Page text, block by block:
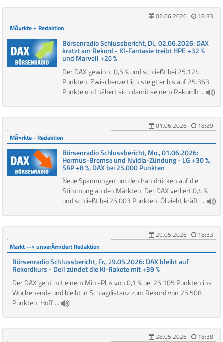
02.06.2026
18:33
MÃ¤rkte + Redaktion
Börsenradio Schlussbericht, Di., 02.06.2026: DAX
kratzt am Rekord - KI-Fantasie treibt HPE +32 %
und Marvell +20 %
Der DAX gewinnt 0,5 % und schließt bei 25.124
Punkten. Zwischenzeitlich steigt er bis auf 25.363
Punkte und nähert sich damit seinem Rekordh ...
01.06.2026
18:29
MÃ¤rkte - Redaktion
Börsenradio Schlussbericht, Mo., 01.06.2026:
Hormus-Bremse und Nvidia-Zündung - LG +30 %,
SAP +8 %, DAX bei 25.000 Punkten
Neue Spannungen um den Iran drücken auf die
Stimmung an den Märkten. Der DAX verliert 0,4 %
und schließt bei 25.003 Punkten. Öl zieht kräfti ...
29.05.2026
18:33
Markt --> unverÃ¤ndert Redaktion
Börsenradio Schlussbericht, Fr., 29.05.2026: DAX bleibt auf
Rekordkurs - Dell zündet die KI-Rakete mit +39 %
Der DAX geht mit einem Mini-Plus von 0,1 % bei 25.105 Punkten ins
Wochenende und bleibt in Schlagdistanz zum Rekord von 25.508
Punkten. Hoff ...
28.05.2026
18:38